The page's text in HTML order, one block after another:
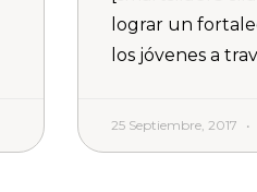
lograr un
los jóvenes a
25 Septiembre, 2017